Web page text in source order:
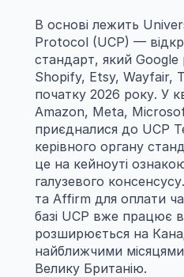
В основі лежить
Protocol (UCP) —
стандарт, який Google
Shopify, Etsy, Wayfair,
початку 2026 року. У
Amazon, Meta,
приєдналися до UCP
керівного органу
це на кейноуті
галузевого
та Affirm для оплати
базі UCP вже працює
розширюється на
найближчими
Велику Британію.